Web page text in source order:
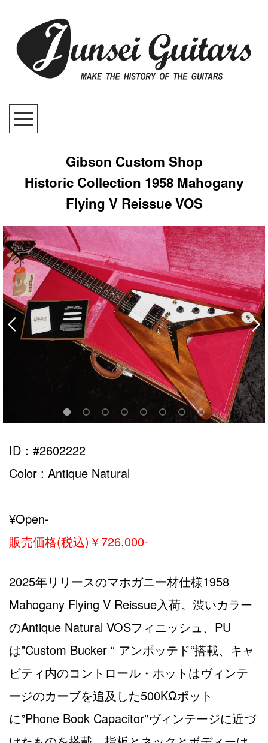
Gibson Custom Shop
Historic Collection 1958 Mahogany
Flying V Reissue VOS
ID：#2602222
Color : Antique Natural
¥Open-
販売価格(税込)￥726,000-
2025年リリースのマホガニー材仕様1958
Mahogany Flying V Reissue入荷。渋いカラー
のAntique Natural VOSフィニッシュ、PU
は"Custom Bucker “ アンポッテド“搭載、キャ
ビティ内のコントロール・ホットはヴィンテ
ージのカーブを追及した500KΩポット
に”Phone Book Capacitor”ヴィンテージに近づ